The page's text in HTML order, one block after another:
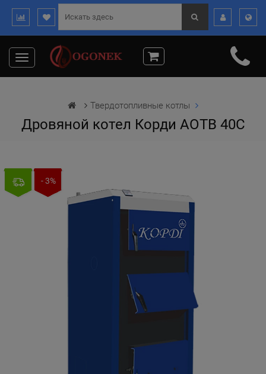
Toggle
navigation
Твердотопливные котлы
Дровяной котел Корди АОТВ 40С
- 3%